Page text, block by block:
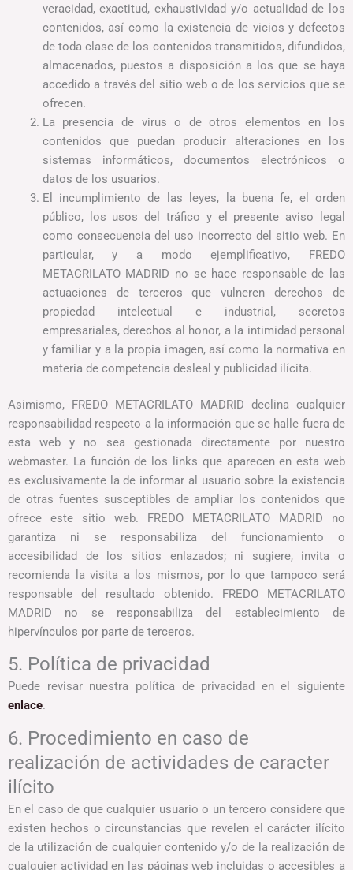
veracidad, exactitud, exhaustividad y/o actualidad de los
contenidos, así como la existencia de vicios y defectos
de toda clase de los contenidos transmitidos, difundidos,
almacenados, puestos a disposición a los que se haya
accedido a través del sitio web o de los servicios que se
ofrecen.
La presencia de virus o de otros elementos en los
contenidos que puedan producir alteraciones en los
sistemas informáticos, documentos electrónicos o
datos de los usuarios.
El incumplimiento de las leyes, la buena fe, el orden
público, los usos del tráfico y el presente aviso legal
como consecuencia del uso incorrecto del sitio web. En
particular, y a modo ejemplificativo, FREDO
METACRILATO MADRID no se hace responsable de las
actuaciones de terceros que vulneren derechos de
propiedad intelectual e industrial, secretos
empresariales, derechos al honor, a la intimidad personal
y familiar y a la propia imagen, así como la normativa en
materia de competencia desleal y publicidad ilícita.
Asimismo, FREDO METACRILATO MADRID declina cualquier
responsabilidad respecto a la información que se halle fuera de
esta web y no sea gestionada directamente por nuestro
webmaster. La función de los links que aparecen en esta web
es exclusivamente la de informar al usuario sobre la existencia
de otras fuentes susceptibles de ampliar los contenidos que
ofrece este sitio web. FREDO METACRILATO MADRID no
garantiza ni se responsabiliza del funcionamiento o
accesibilidad de los sitios enlazados; ni sugiere, invita o
recomienda la visita a los mismos, por lo que tampoco será
responsable del resultado obtenido. FREDO METACRILATO
MADRID no se responsabiliza del establecimiento de
hipervínculos por parte de terceros.
5. Política de privacidad
Puede revisar nuestra política de privacidad en el siguiente
enlace.
6. Procedimiento en caso de
realización de actividades de caracter
ilícito
En el caso de que cualquier usuario o un tercero considere que
existen hechos o circunstancias que revelen el carácter ilícito
de la utilización de cualquier contenido y/o de la realización de
cualquier actividad en las páginas web incluidas o accesibles a